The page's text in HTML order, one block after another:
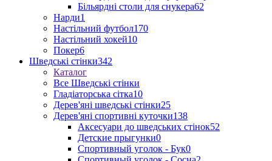
Більярдні столи для снукера62
Нарди1
Настільний футбол170
Настільний хокей10
Покер6
Шведські стінки342
Каталог
Все Шведські стінки
Гладіаторська сітка10
Дерев'яні шведські стінки25
Дерев'яні спортивні куточки138
Аксесуари до шведських стінок52
Детские прыгунки0
Спортивный уголок - Бук0